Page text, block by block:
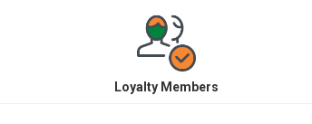
Loyalty Members